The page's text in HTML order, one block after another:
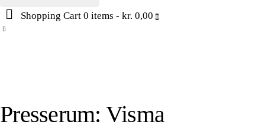
Shopping Cart 0 items - kr. 0,00 0
Presserum: Visma